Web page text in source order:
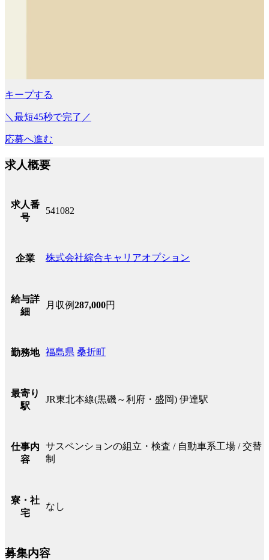
キープする
＼最短45秒で完了／
応募へ進む
求人概要
求人番
号
541082
企業 株式会社綜合キャリアオプション
給与詳
細
月収例287,000円
勤務地 福島県 桑折町
最寄り
駅
JR東北本線(黒磯～利府・盛岡) 伊達駅
仕事内
容
サスペンションの組立・検査 / 自動車系工場 / 交替
制
寮・社
宅
なし
募集内容